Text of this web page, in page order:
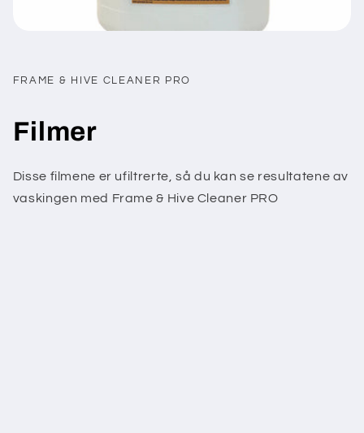
FRAME & HIVE CLEANER PRO
Filmer
Disse filmene er ufiltrerte, så du kan se resultatene av
vaskingen med Frame & Hive Cleaner PRO